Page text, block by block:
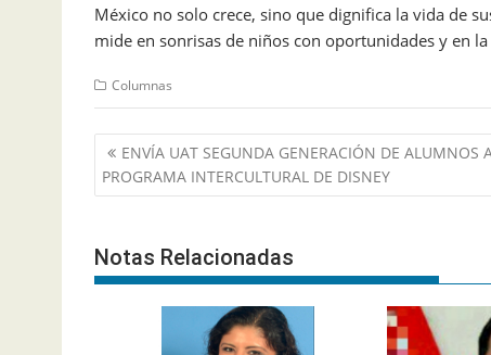
México no solo crece, sino que dignifica la vida de
mide en sonrisas de niños con oportunidades y en
Columnas
Navegación
de
entradas
ENVÍA UAT SEGUNDA GENERACIÓN DE ALUMNOS
PROGRAMA INTERCULTURAL DE DISNEY
Notas Relacionadas